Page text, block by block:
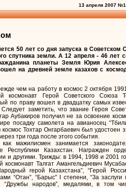
13 апреля 2007
50 лет со дня запуска в Советском
спутника земли. А 12 апреля - 46 лет
планеты Земля Юрия
на древней земле казахов с
чем на работу в космос 2 октября
космонавт Герой Советского Союза
по праву вошел в двадцатку самых
Следует заметить, что звание Героя
Аубакиров получил не за освоение
посадку самолета на авианосец
Тохтар Онгарбаевич был удостоен
три года после этого события.
мажилисмен занимается
Республики Казахстан. Награжден
и другими. Трижды: в 1994, 1998 и 2001
космонавт Талгат Амангельдиевич
герой Казахстана”, “Герой
“Отан”, “Барыс” I степени, “За заслуги
“Дружбы народов”, медалями, в том